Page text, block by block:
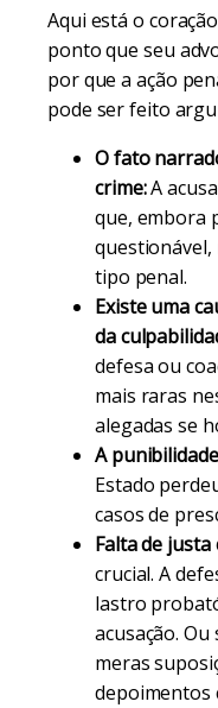
Aqui está o
ponto que seu
por que a ação
pode ser feito
O fato
crime:A
que, embora
questionável,
tipo penal.
Existe uma
da
defesa ou
mais raras
alegadas se
A
Estado
casos de
Falta de justa
crucial. A
lastro
acusação. Ou
meras
depoimentos